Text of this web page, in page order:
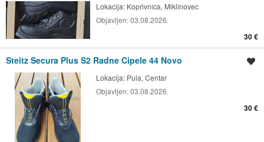
Lokacija: Koprivnica, Miklinovec
Objavljen:03.08.2026.
30 €
Steitz Secura Plus S2 Radne Cipele 44 Novo
Lokacija: Pula, Centar
Objavljen:03.08.2026.
30 €